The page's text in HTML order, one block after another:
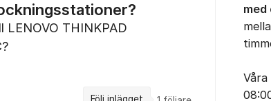
THINKPAD
med